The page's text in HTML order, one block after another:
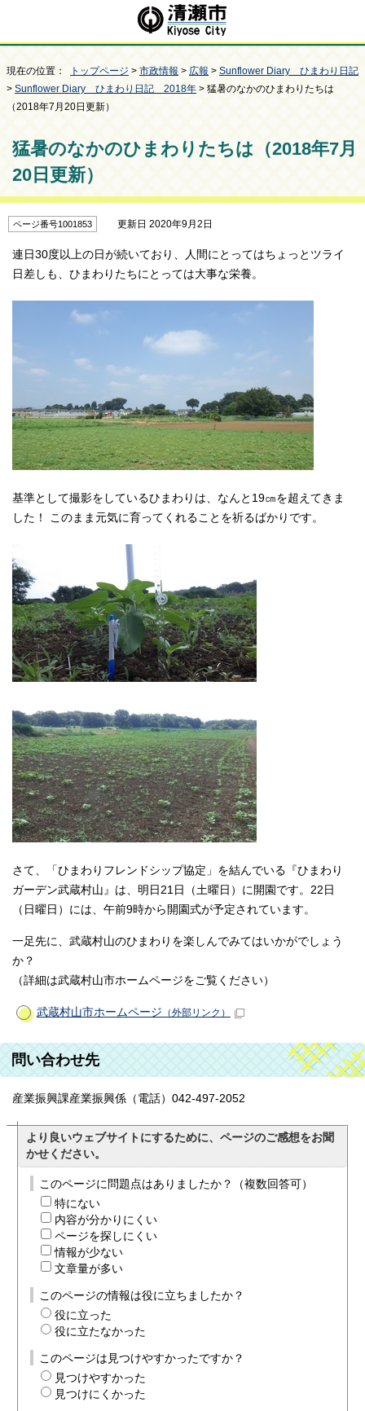
現在の位置： トップページ > 市政情報 > 広報 > Sunflower Diary ひまわり日記
> Sunflower Diary ひまわり日記 2018年 > 猛暑のなかのひまわりたちは
（2018年7月20日更新）
猛暑のなかのひまわりたちは（2018年7月
20日更新）
ページ番号1001853 更新日 2020年9月2日
連日30度以上の日が続いており、人間にとってはちょっとツライ
日差しも、ひまわりたちにとっては大事な栄養。
基準として撮影をしているひまわりは、なんと19㎝を超えてきま
した！ このまま元気に育ってくれることを祈るばかりです。
さて、「ひまわりフレンドシップ協定」を結んでいる『ひまわり
ガーデン武蔵村山』は、明日21日（土曜日）に開園です。22日
（日曜日）には、午前9時から開園式が予定されています。
一足先に、武蔵村山のひまわりを楽しんでみてはいかがでしょう
か？
（詳細は武蔵村山市ホームページをご覧ください）
武蔵村山市ホームページ （外部リンク）
問い合わせ先
産業振興課産業振興係（電話）042-497-2052
より良いウェブサイトにするために、ページのご感想をお聞
かせください。
このページに問題点はありましたか？（複数回答可）
特にない
内容が分かりにくい
ページを探しにくい
情報が少ない
文章量が多い
このページの情報は役に立ちましたか？
役に立った
役に立たなかった
このページは見つけやすかったですか？
見つけやすかった
見つけにくかった